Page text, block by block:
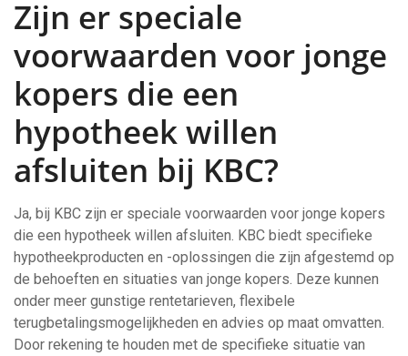
Zijn er speciale
voorwaarden voor jonge
kopers die een
hypotheek willen
afsluiten bij KBC?
Ja, bij KBC zijn er speciale voorwaarden voor jonge kopers
die een hypotheek willen afsluiten. KBC biedt specifieke
hypotheekproducten en -oplossingen die zijn afgestemd op
de behoeften en situaties van jonge kopers. Deze kunnen
onder meer gunstige rentetarieven, flexibele
terugbetalingsmogelijkheden en advies op maat omvatten.
Door rekening te houden met de specifieke situatie van